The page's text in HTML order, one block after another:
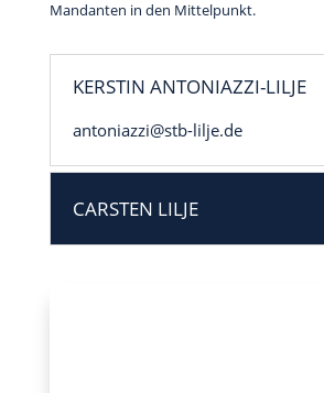
Mandanten in den Mittelpunkt.
KERSTIN ANTONIAZZI-LILJE
antoniazzi@stb-lilje.de
CARSTEN LILJE